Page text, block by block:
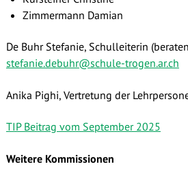
Zimmermann Damian
De Buhr Stefanie, Schulleiterin
stefanie.debuhr@schule-trogen.ar.ch
Anika Pighi, Vertretung der
TIP Beitrag vom September 2025
Weitere Kommissionen